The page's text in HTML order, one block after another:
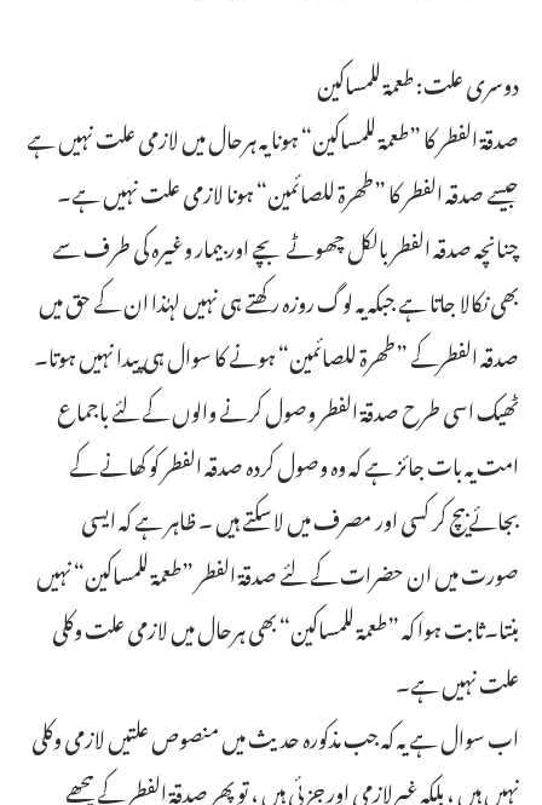
دوسری علت: طعمة للمساكين
صدقۃ الفطر کا ”طعمة للمساكين“ ہونا یہ ہرحال میں لازمی علت نہیں ہے
جیسے صدقہ الفطر کا ”طھرة للصائمین“ ہونا لازمی علت نہیں ہے۔
چنانچہ صدقہ الفطر بالکل چھوٹے بچے اور بیمار وغیرہ کی طرف سے
بھی نکالا جاتا ہے جبکہ یہ لوگ روزہ رکھتے ہی نہیں لہٰذا ان کے حق میں
صدقہ الفطرکے ”طھرة للصائمین“ ہونے کا سوال ہی پیدا نہیں ہوتا۔
ٹھیک اسی طرح صدقۃ الفطر وصول کرنے والوں کے لئے باجماع
امت یہ بات جائز ہے کہ وہ وصول کردہ صدقہ الفطر کو کھانے کے
بجائے بیچ کر کسی اور مصرف میں لاسکتے ہیں ۔ ظاہر ہے کہ ایسی
صورت میں ان حضرات کے لئے صدقۃ الفطر ”طعمة للمساكين“ نہیں
بنتا۔ثابت ہوا کہ ”طعمة للمساكين“ بھی ہرحال میں لازمی علت وکلی
علت نہیں ہے۔
اب سوال ہے یہ کہ جب مذکورہ حدیث میں منصوص علتیں لازمی وکلی
نہیں ہیں ، بلکہ غیرلازمی اور جزئی ہیں ، تو پھر صدقۃ الفطر کے پیچھے